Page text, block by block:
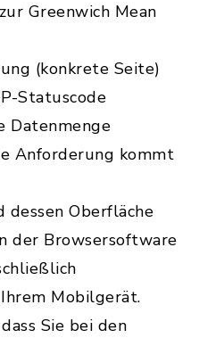
Greenwich Mean
(konkrete Seite)
Statuscode
Datenmenge
Anforderung kommt
dessen Oberfläche
der Browsersoftware
Mobilgerät.
Sie bei den